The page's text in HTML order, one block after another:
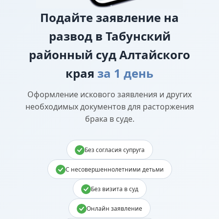
Подайте заявление на
развод в Табунский
районный суд Алтайского
края за 1 день
Оформление искового заявления и других
необходимых документов для расторжения
брака в суде.
Без согласия супруга
С несовершеннолетними детьми
Без визита в суд
Онлайн заявление